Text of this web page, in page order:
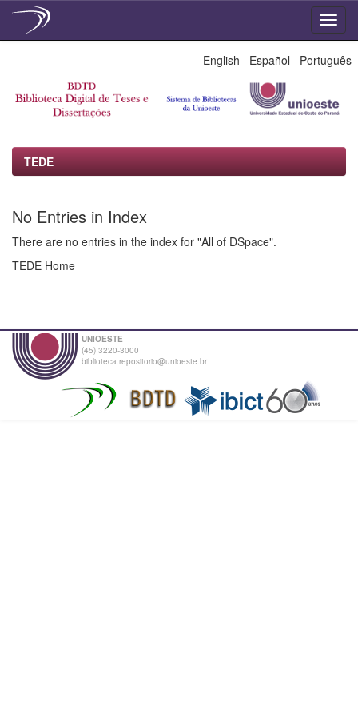
English Español Português
TEDE
No Entries in Index
There are no entries in the index for "All of DSpace".
TEDE Home
UNIOESTE
(45) 3220-3000
biblioteca.repositorio@unioeste.br